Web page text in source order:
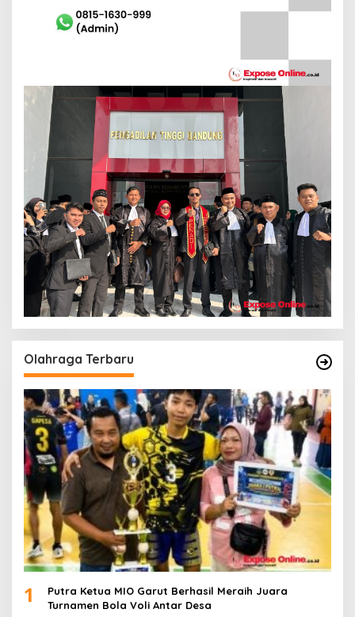
Olahraga Terbaru
1
Putra Ketua MIO Garut Berhasil Meraih Juara
Turnamen Bola Voli Antar Desa